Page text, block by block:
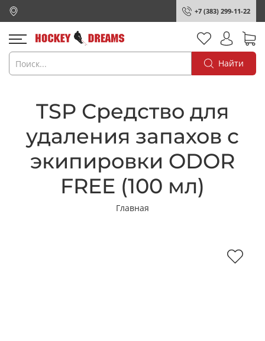
+7 (383) 299-11-22
Найти
TSP Средство для
удаления запахов с
экипировки ODOR
FREE (100 мл)
Главная